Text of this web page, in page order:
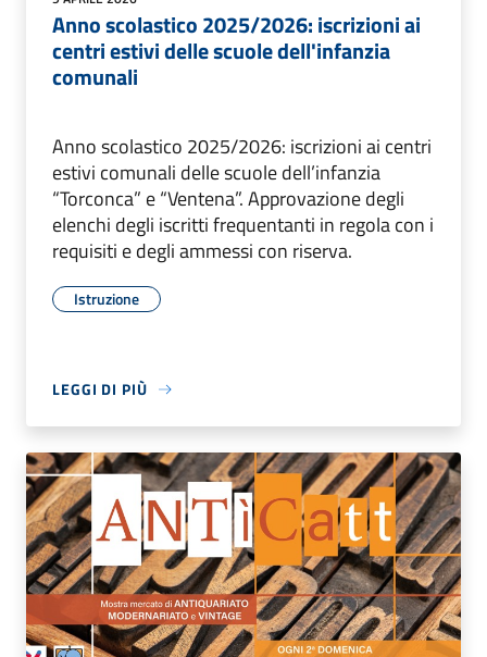
Anno scolastico 2025/2026: iscrizioni ai
centri estivi delle scuole dell'infanzia
comunali
Anno scolastico 2025/2026: iscrizioni ai centri
estivi comunali delle scuole dell’infanzia
“Torconca” e “Ventena”. Approvazione degli
elenchi degli iscritti frequentanti in regola con i
requisiti e degli ammessi con riserva.
Istruzione
LEGGI DI PIÙ